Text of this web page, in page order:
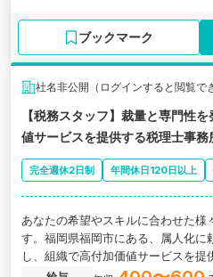
ブックマーク
社名非公開（ログインすると閲覧で
【税務スタッフ】裁量と専門性
値サービスを提供する税理士事務
完全週休2日制 年間休日120日以上
あなたの希望やスキルに合わせた様
す。福岡県福岡市にある、属人化に
し、組織で高付加価値サービスを